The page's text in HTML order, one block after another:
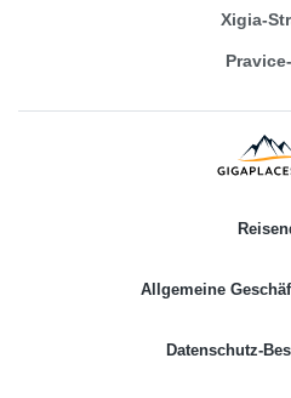
Xigia-
Allgemeine
Datenschutz-